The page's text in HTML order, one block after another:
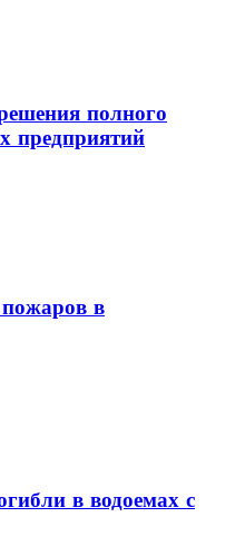
полного
предприятий
в
в водоемах с